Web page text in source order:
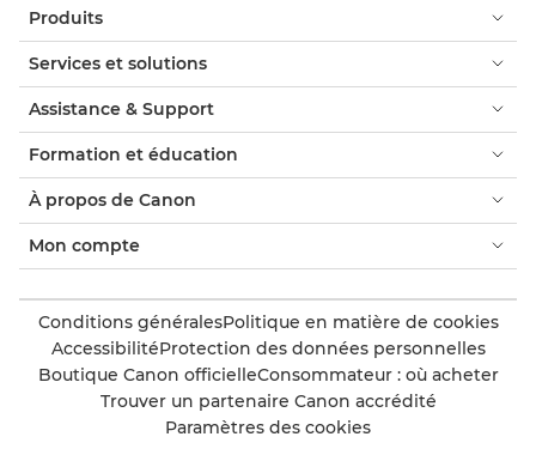
Produits
Services et solutions
Assistance & Support
Formation et éducation
À propos de Canon
Mon compte
Conditions généralesPolitique en matière de cookies
AccessibilitéProtection des données personnelles
Boutique Canon officielleConsommateur : où acheter
Trouver un partenaire Canon accrédité
Paramètres des cookies